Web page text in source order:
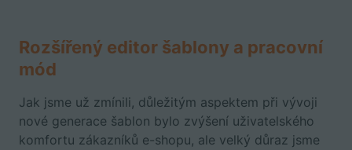
Rozšířený editor šablony a pracovní
mód
Jak jsme už zmínili, důležitým aspektem při vývoji
nové generace šablon bylo zvýšení uživatelského
komfortu zákazníků e-shopu, ale velký důraz jsme